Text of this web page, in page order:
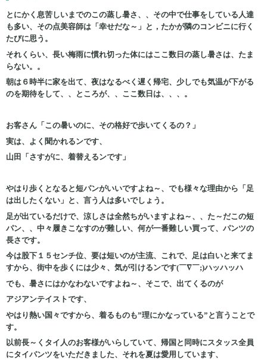
とにかく息苦しいまでのこの蒸し暑さ、、その中で仕事をしている人達
も多い、その点美容師は「幸せだな～」と，たかが隣のコンビニに行く
たびに思う。
それくらい、長い梅雨に慣れ切った体にはここ数日の蒸し暑さは、たま
らない。。
朝は６時半に家を出て、夜はなるべく遅く帰宅、少しでも気温が下がる
のを期待をして、、ところが、、ここ数日は、、、。
お客さん「この暑いのに、その格好で歩いてくるの？」
実は、よく聞かれるンです、
山田「さすがに、着替えるンです」
やはり歩くとなると短パンがいいですよね～、でも様々な理由から「足
は出したくない」と、言う人は多いでしょう。
足が出ているだけで、涼しさは全然ちがいますよね～、、た～だこの短
パン、、中々履きこなすのが難しい、何が一番難しい買って、パンツの
長さです。
今は股下１５センチ位、要は短いのが主流、これで、足は白いと来てま
すから、街中を歩くには少々、気が引けるンです(￣∇￣;)ハッハッハ
でも、暑さにはかなわないですよね～、そこで、出てくるのが
アジアンテイストです、
やはり熱い国々ですから、着るものも”理にかなっている”と言うことで
す。
以前長～くタイ人のお客様がいらしていて、帰国と同時にスタッス全員
にタイパンツをいただきました、それを夏は愛用しています、